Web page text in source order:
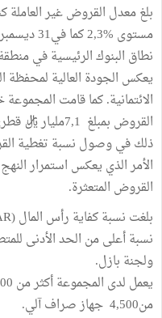
بلغ معدل القروض غير
نطاق البنوك الرئيسية في
يعكس الجودة العالية لمحفظة
الائتمانية. كما قامت
الأمر الذي يعكس استمرار
القروض المتعثرة.
نسبة أعلى من الحد الأدنى
ولجنة بازل.
من4,500 جهاز صراف آلي.